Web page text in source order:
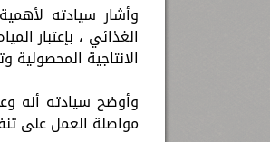
وأشار سيادته
الغذائي ، بإعتبار
الانتاجية
وأوضح سيادته أنه
مواصلة العمل على